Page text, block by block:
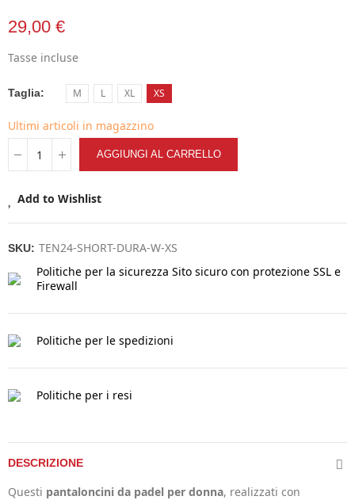
29,00 €
Tasse incluse
Taglia M L XL XS
Ultimi articoli in magazzino
AGGIUNGI AL CARRELLO
Add to Wishlist
SKU: TEN24-SHORT-DURA-W-XS
Politiche per la sicurezza Sito sicuro con protezione SSL e
Firewall
Politiche per le spedizioni
Politiche per i resi
DESCRIZIONE
Questi pantaloncini da padel per donna, realizzati con